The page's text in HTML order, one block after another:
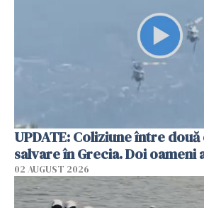
UPDATE: Coliziune între
salvare în Grecia. Doi oameni
02 AUGUST 2026